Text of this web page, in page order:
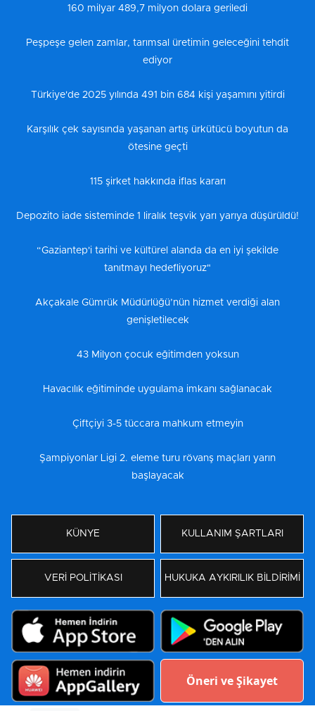
160 milyar 489,7 milyon dolara geriledi
Peşpeşe gelen zamlar, tarımsal üretimin geleceğini tehdit
ediyor
Türkiye'de 2025 yılında 491 bin 684 kişi yaşamını yitirdi
Karşılık çek sayısında yaşanan artış ürkütücü boyutun da
ötesine geçti
115 şirket hakkında iflas kararı
Depozito iade sisteminde 1 liralık teşvik yarı yarıya düşürüldü!
“Gaziantep'i tarihi ve kültürel alanda da en iyi şekilde
tanıtmayı hedefliyoruz"
Akçakale Gümrük Müdürlüğü’nün hizmet verdiği alan
genişletilecek
43 Milyon çocuk eğitimden yoksun
Havacılık eğitiminde uygulama imkanı sağlanacak
Çiftçiyi 3-5 tüccara mahkum etmeyin
Şampiyonlar Ligi 2. eleme turu rövanş maçları yarın
başlayacak
KÜNYE KULLANIM ŞARTLARI
VERİ POLİTİKASI HUKUKA AYKIRILIK BİLDİRİMİ
Öneri ve Şikayet